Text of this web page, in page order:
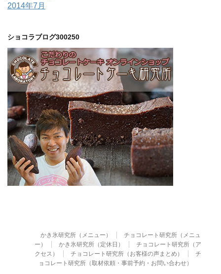
2014年7月
ショコラブログ300250
かき氷研究所（メニュー）
チョコレート研究所（メニュ
ー）
かき氷研究所（定休日）
チョコレート研究所（ア
クセス）
チョコレート研究所（お客様の声まとめ）
チ
ョコレート研究所（取材依頼・事前予約・お問い合わせ）